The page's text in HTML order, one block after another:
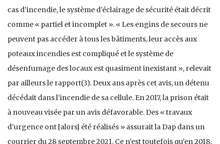
cas d’incendie, le système d’éclairage de sécurité était décrit
comme « partiel et incomplet ». « Les engins de secours ne
peuvent pas accéder à tous les bâtiments, leur accès aux
poteaux incendies est compliqué et le système de
désenfumage des locaux est quasiment inexistant », relevait
par ailleurs le rapport(3). Deux ans après cet avis, un détenu
décédait dans l’incendie de sa cellule. En 2017, la prison était
à nouveau visée par un avis défavorable. Des « travaux
d’urgence ont [alors] été réalisés » assurait la Dap dans un
courrier du 28 septembre 2021. Ce n’est toutefois qu’en 2018,